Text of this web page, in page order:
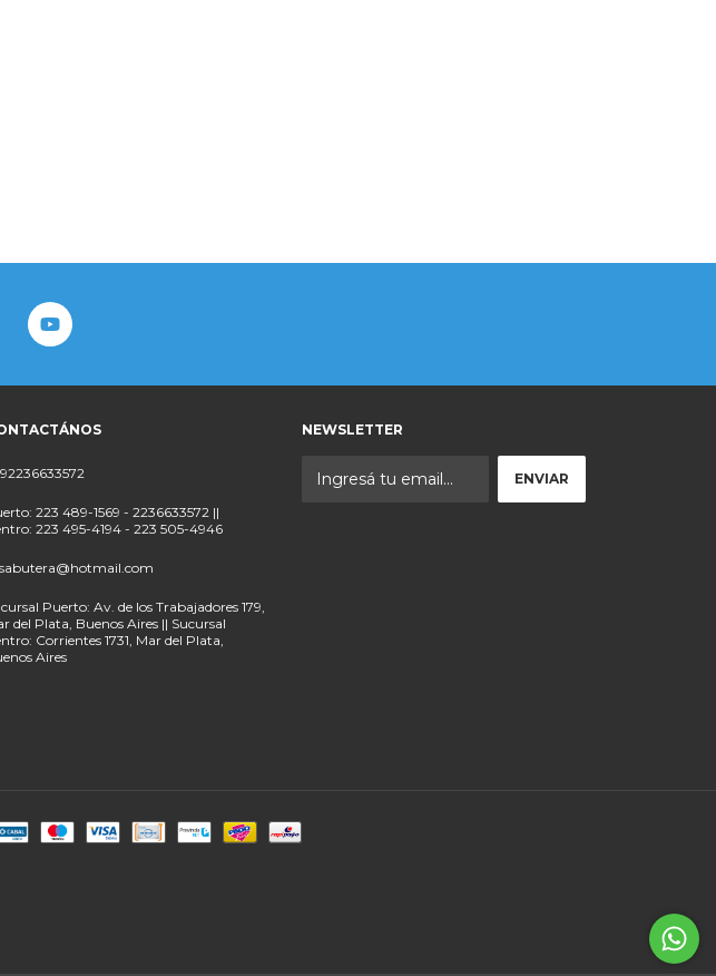
223 489-1569 - 2236633572 ||
223 495-4194 - 223 505-4946
Puerto: Av. de los Trabajadores 179,
del Plata, Buenos Aires || Sucursal
Corrientes 1731, Mar del Plata,
Aires
NEWSLETTER